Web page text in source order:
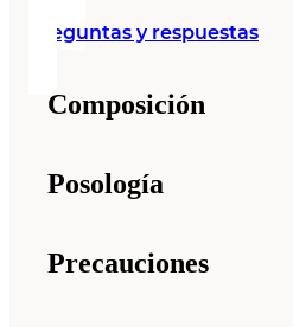
Preguntas y respuestas
Composición
Posología
Precauciones